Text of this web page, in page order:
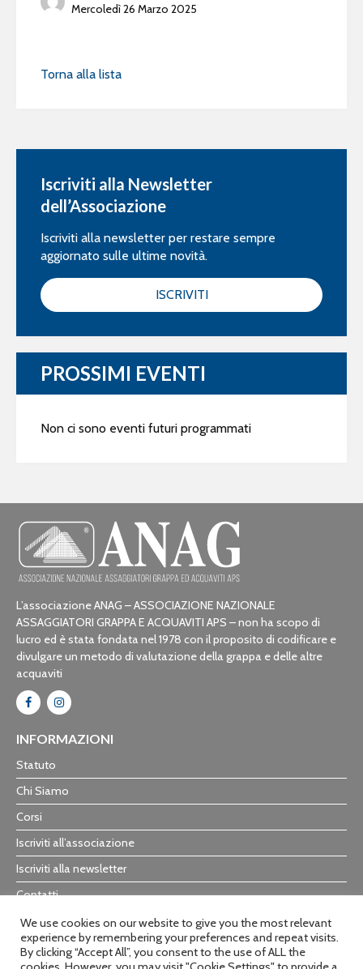
Mercoledì 26 Marzo 2025
Torna alla lista
Iscriviti alla Newsletter
dell’Associazione
Iscriviti alla newsletter per restare sempre
aggiornato sulle ultime novità.
ISCRIVITI
PROSSIMI EVENTI
Non ci sono eventi futuri programmati
L’associazione ANAG – ASSOCIAZIONE NAZIONALE
ASSAGGIATORI GRAPPA E ACQUAVITI APS – non ha scopo di
lucro ed è stata fondata nel 1978 con il proposito di codificare e
divulgare un metodo di valutazione della grappa e delle altre
acquaviti
INFORMAZIONI
Statuto
Chi Siamo
Corsi
Iscriviti all’associazione
Iscriviti alla newsletter
Contatti
Trasparenza
We use cookies on our website to give you the most relevant
experience by remembering your preferences and repeat visits.
By clicking “Accept All”, you consent to the use of ALL the